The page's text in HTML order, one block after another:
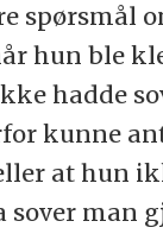
spørsmål
hun ble
hadde
kunne
at hun
sover man